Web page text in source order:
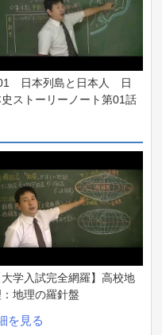
日本列島と日本人 日
ストーリーノート第01話
大学入試完全網羅】高校地
地理の羅針盤
を見る